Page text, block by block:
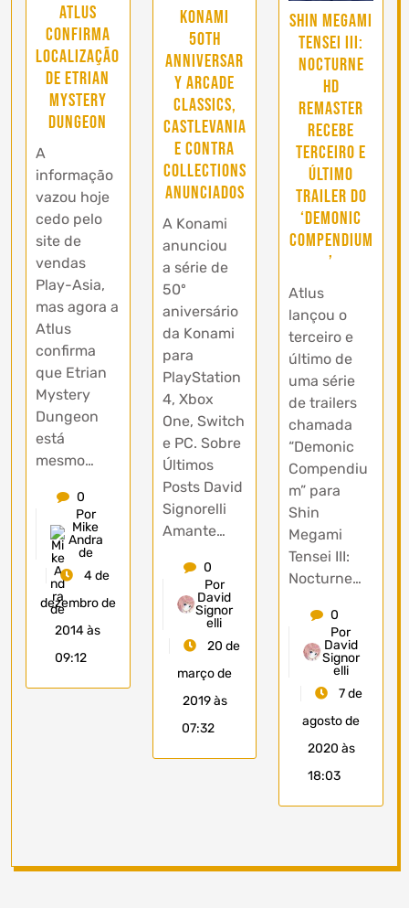
Atlus
confirma
localização
de Etrian
Mystery
Dungeon
A
informação
vazou hoje
cedo pelo
site de
vendas
Play-Asia,
mas agora a
Atlus
confirma
que Etrian
Mystery
Dungeon
está
mesmo…
0
Por
Mike
Andra
de
4 de
dezembro de
2014 às
09:12
Konami
50th
Anniversar
y Arcade
Classics,
Castlevania
e Contra
Collections
anunciados
A Konami
anunciou
a série de
50º
aniversário
da Konami
para
PlayStation
4, Xbox
One, Switch
e PC. Sobre
Últimos
Posts David
Signorelli
Amante…
0
Por
David
Signor
elli
20 de
março de
2019 às
07:32
Shin Megami
Tensei III:
Nocturne
HD
Remaster
recebe
terceiro e
último
trailer do
‘Demonic
Compendium
’
Atlus
lançou o
terceiro e
último de
uma série
de trailers
chamada
“Demonic
Compendiu
m” para
Shin
Megami
Tensei III:
Nocturne…
0
Por
David
Signor
elli
7 de
agosto de
2020 às
18:03